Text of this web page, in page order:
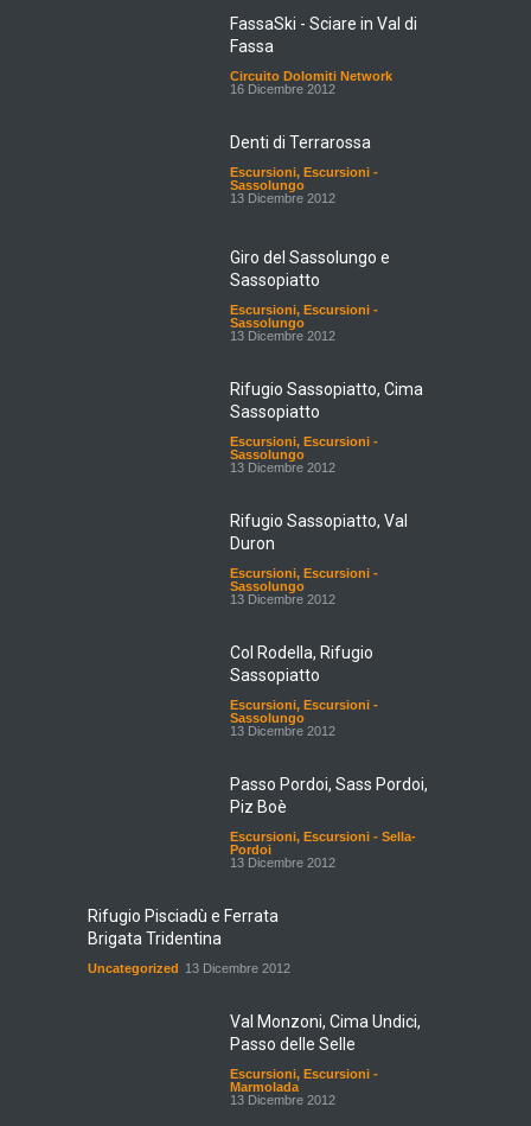
FassaSki - Sciare in Val di
Fassa
Circuito Dolomiti Network
16 Dicembre 2012
Denti di Terrarossa
Escursioni, Escursioni -
Sassolungo
13 Dicembre 2012
Giro del Sassolungo e
Sassopiatto
Escursioni, Escursioni -
Sassolungo
13 Dicembre 2012
Rifugio Sassopiatto, Cima
Sassopiatto
Escursioni, Escursioni -
Sassolungo
13 Dicembre 2012
Rifugio Sassopiatto, Val
Duron
Escursioni, Escursioni -
Sassolungo
13 Dicembre 2012
Col Rodella, Rifugio
Sassopiatto
Escursioni, Escursioni -
Sassolungo
13 Dicembre 2012
Passo Pordoi, Sass Pordoi,
Piz Boè
Escursioni, Escursioni - Sella-
Pordoi
13 Dicembre 2012
Rifugio Pisciadù e Ferrata
Brigata Tridentina
Uncategorized 13 Dicembre 2012
Val Monzoni, Cima Undici,
Passo delle Selle
Escursioni, Escursioni -
Marmolada
13 Dicembre 2012